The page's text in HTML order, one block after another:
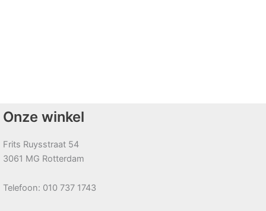
Onze winkel
Frits Ruysstraat 54
3061 MG Rotterdam
Telefoon: 010 737 1743